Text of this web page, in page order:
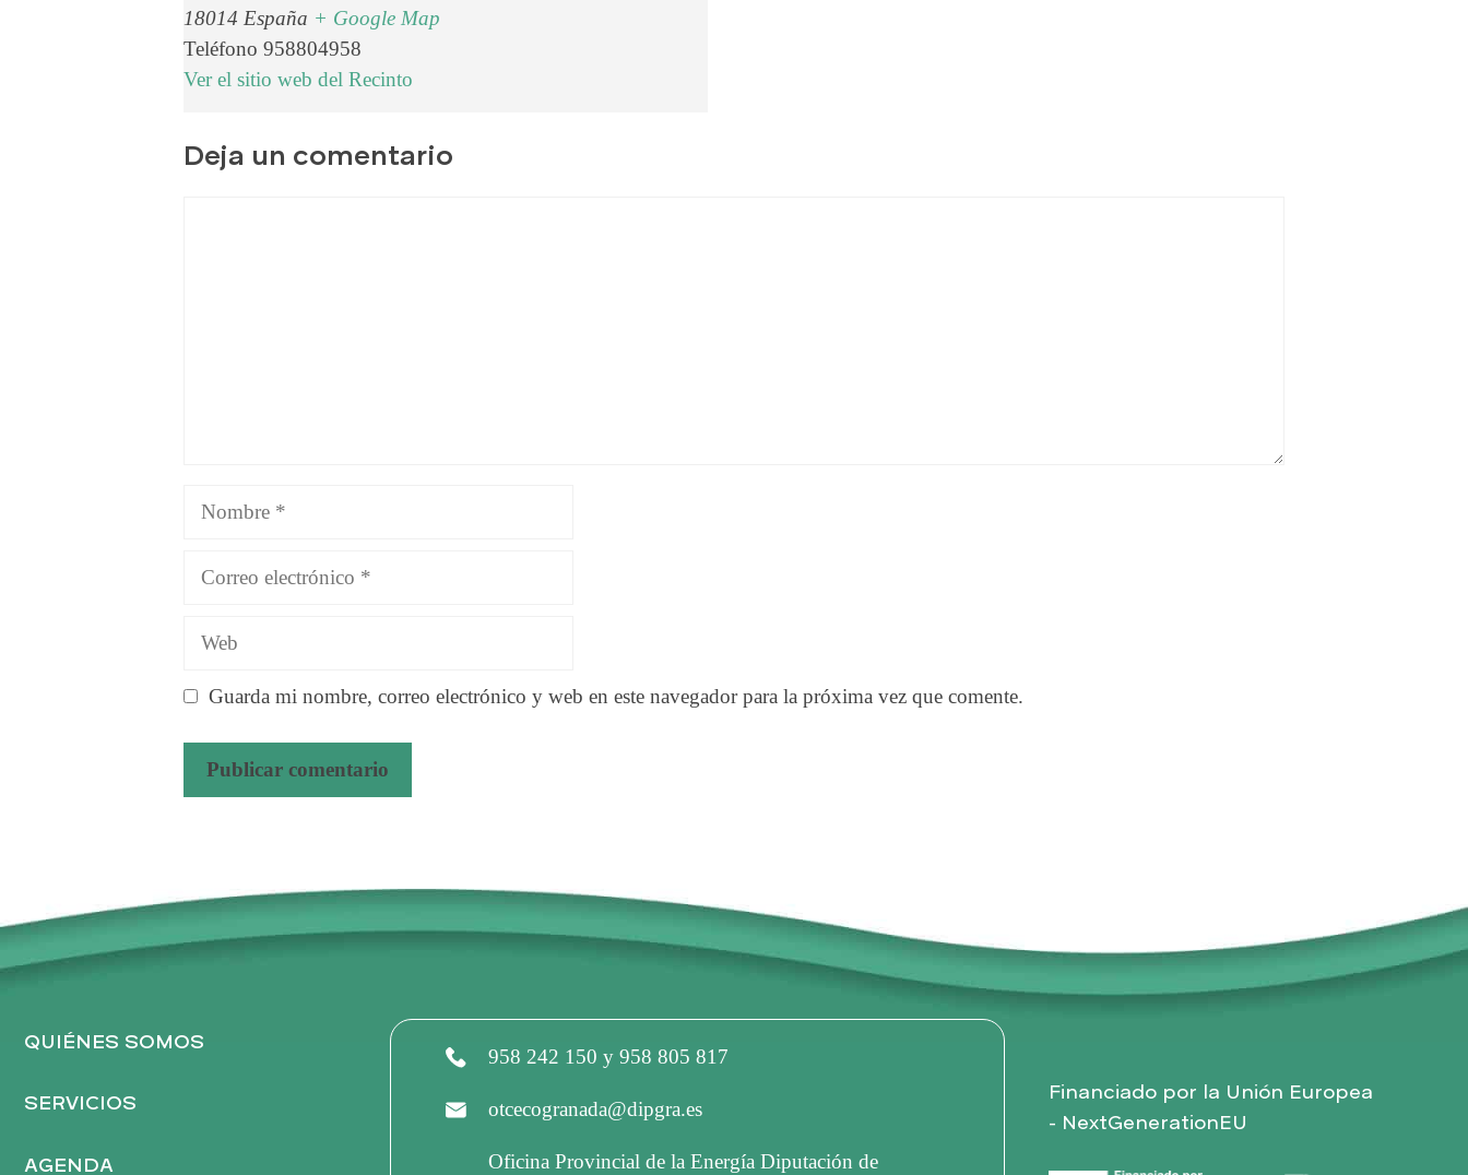
18014 España + Google Map
Teléfono 958804958
Ver el sitio web del Recinto
Deja un comentario
Guarda mi nombre, correo electrónico y web en este navegador para la próxima vez que comente.
e
r
t
QUIÉNES SOMOS
SERVICIOS
AGENDA
958 242 150 y 958 805 817
otcecogranada@dipgra.es
Oficina Provincial de la Energía Diputación de
Financiado por la Unión Europea
- NextGenerationEU